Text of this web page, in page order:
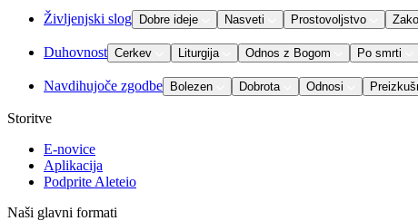
Življenjski slog Dobre ideje Nasveti Prostovoljstvo
Duhovnost Cerkev Liturgija Odnos z Bogom Po smrti
Navdihujoče zgodbe Bolezen Dobrota Odnosi
Storitve
E-novice
Aplikacija
Podprite Aleteio
Naši glavni formati